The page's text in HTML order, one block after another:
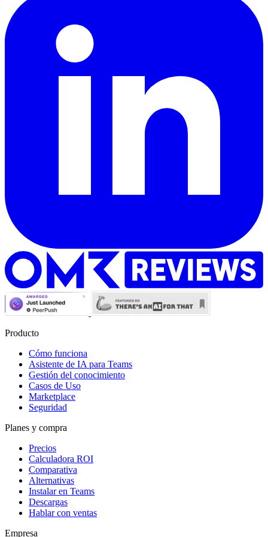
Producto
Cómo funciona
Asistente de IA para Teams
Gestión del conocimiento
Casos de Uso
Marketplace
Seguridad
Planes y compra
Precios
Calculadora ROI
Comparativa
Alternativas
Instalar en Teams
Descargas
Hablar con ventas
Empresa